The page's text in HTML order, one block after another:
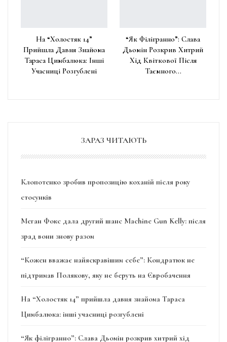
На “Холостяк 14”
Прийшла Давня Знайома
Тараса Цимбалюка: Інші
Учасниці Розгублені
“Як Філігранно”: Слава
Дьомін Розкрив Хитрий
Хід Квіткової Після
Таємного…
ЗАРАЗ ЧИТАЮТЬ
Клопотенко зробив пропозицію коханій після року
стосунків
Меган Фокс дала другий шанс Machine Gun Kelly: після
зрад вони знову разом
“Кожен вважає найяскравішим себе”: Кондратюк не
підтримав Полякову, яку не беруть на Євробачення
На “Холостяк 14” прийшла давня знайома Тараса
Цимбалюка: інші учасниці розгублені
“Як філігранно”: Слава Дьомін розкрив хитрий хід